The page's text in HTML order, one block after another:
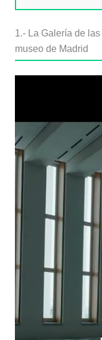
1.- La Galería de
museo de Madrid